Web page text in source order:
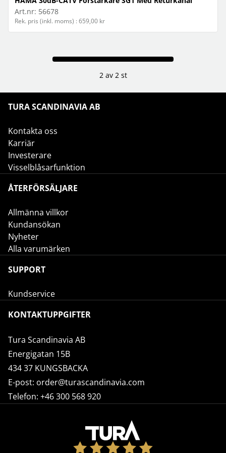
Art.nr: 56678
Rek. pris (inkl. moms) : 659,00 kr
2 av 2 st
TURA SCANDINAVIA AB
Kontakta oss
Karriär
Investerare
Visselblåsarfunktion
ÅTERFÖRSÄLJARE
Allmänna villkor
Kundansökan
Nyheter
Alla varumärken
SUPPORT
Kundservice
KONTAKTUPPGIFTER
Tura Scandinavia AB
Energigatan 15B
434 37 KUNGSBACKA
E-post: order@turascandinavia.com
Telefon: +46 300 568 920